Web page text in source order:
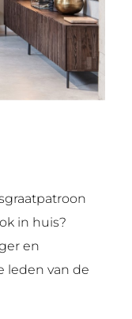
in huis?
en
leden van de